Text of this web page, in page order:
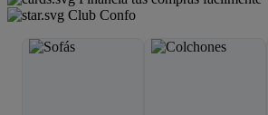
Club Confo